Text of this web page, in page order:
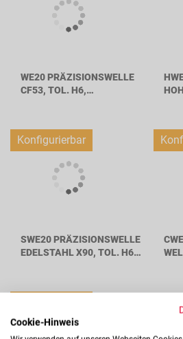
WE20 PRÄZISIONSWELLE
CF53, TOL. H6,
Konfigurierbar
SWE20 PRÄZISIONSWELLE
EDELSTAHL X90, TOL. H6,
Cookie-Hinweis